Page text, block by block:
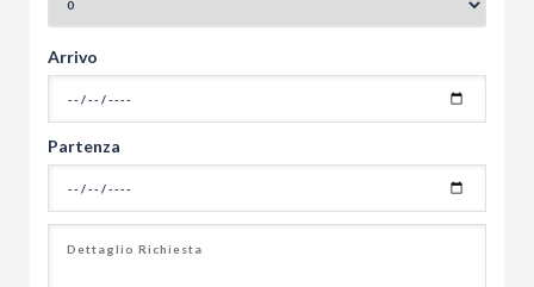
Arrivo
Partenza